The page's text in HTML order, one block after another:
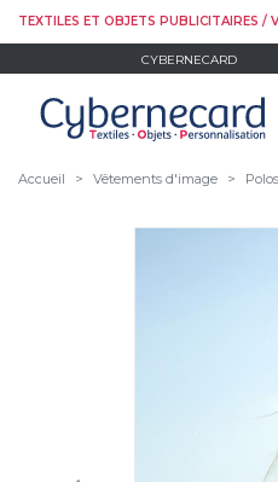
TEXTILES ET OBJETS PUBLICITAIRES /
CYBERNECARD
Accueil Vêtements d'image Polos